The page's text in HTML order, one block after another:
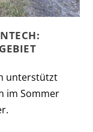
unterstützt
im Sommer